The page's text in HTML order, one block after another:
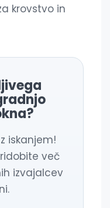
krovstvo in
iskanjem!
več
izvajalcev